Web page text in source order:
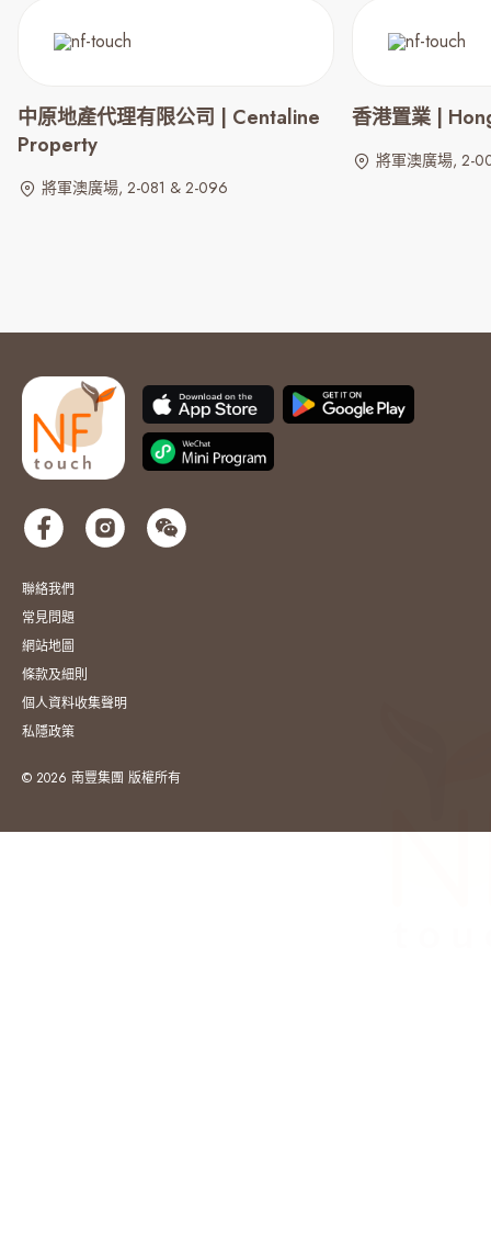
中原地產代理有限公司 | Centaline
Property
將軍澳廣場, 2-081 & 2-096
香港置業 |
將軍澳廣場, 2-
聯絡我們
常見問題
網站地圖
條款及細則
個人資料收集聲明
私隱政策
© 2026 南豐集團 版權所有